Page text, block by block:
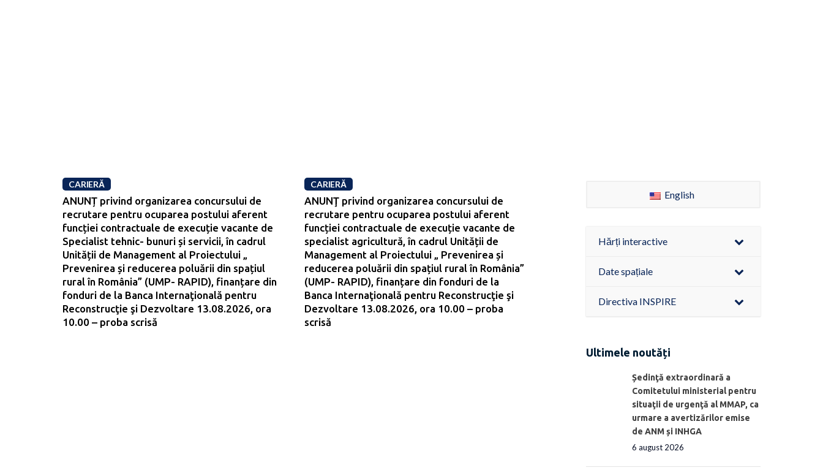
CARIERĂ
ANUNȚ privind organizarea concursului de
recrutare pentru ocuparea postului aferent
funcției contractuale de execuție vacante de
Specialist tehnic- bunuri și servicii, în cadrul
Unității de Management al Proiectului „
Prevenirea și reducerea poluării din spațiul
rural în România” (UMP- RAPID), finanțare din
fonduri de la Banca Internaţională pentru
Reconstrucţie şi Dezvoltare 13.08.2026, ora
10.00 – proba scrisă
CARIERĂ
ANUNŢ privind organizarea concursului de
recrutare pentru ocuparea postului aferent
funcției contractuale de execuție vacante de
specialist agricultură, în cadrul Unității de
Management al Proiectului „ Prevenirea și
reducerea poluării din spațiul rural în România”
(UMP- RAPID), finanțare din fonduri de la
Banca Internaţională pentru Reconstrucţie şi
Dezvoltare 13.08.2026, ora 10.00 – proba
scrisă
English
Hărți interactive
Date spațiale
Directiva INSPIRE
Ultimele noutăți
Ședinţă extraordinară a
Comitetului ministerial pentru
situaţii de urgenţă al MMAP, ca
urmare a avertizărilor emise
de ANM și INHGA
6 august 2026